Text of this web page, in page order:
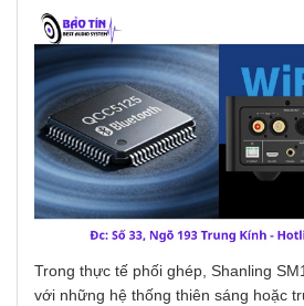
Trong thực tế phối ghép, Shanling
với những hệ thống thiên sáng hoặc